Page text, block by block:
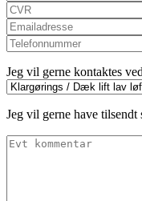
Jeg vil gerne kontaktes
Jeg vil gerne have